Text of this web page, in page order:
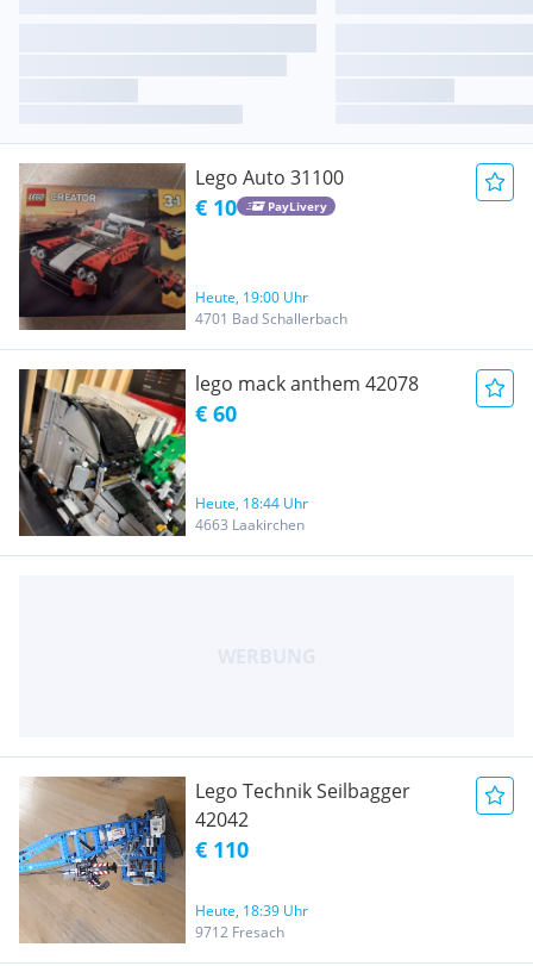
Lego Auto 31100
€ 10 PayLivery
Heute, 19:00 Uhr
4701 Bad Schallerbach
lego mack anthem 42078
€ 60
Heute, 18:44 Uhr
4663 Laakirchen
Lego Technik Seilbagger
42042
€ 110
Heute, 18:39 Uhr
9712 Fresach